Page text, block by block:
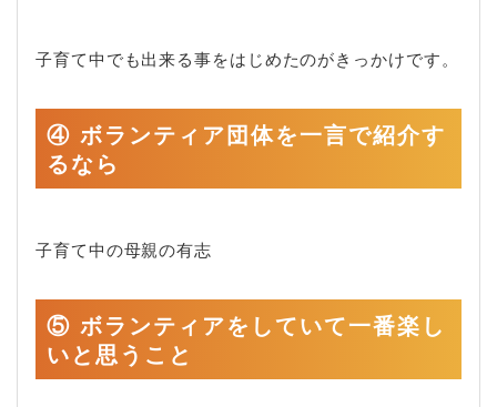
子育て中でも出来る事をはじめたのがきっかけです。
④ ボランティア団体を一言で紹介す
るなら
子育て中の母親の有志
⑤ ボランティアをしていて一番楽し
いと思うこと